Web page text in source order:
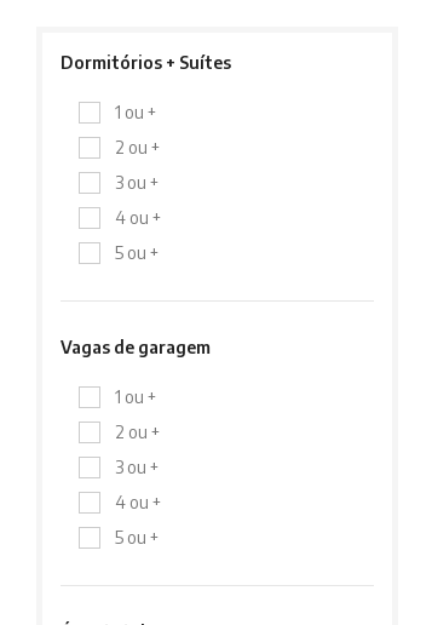
Dormitórios + Suítes
1 ou +
2 ou +
3 ou +
4 ou +
5 ou +
Vagas de garagem
1 ou +
2 ou +
3 ou +
4 ou +
5 ou +